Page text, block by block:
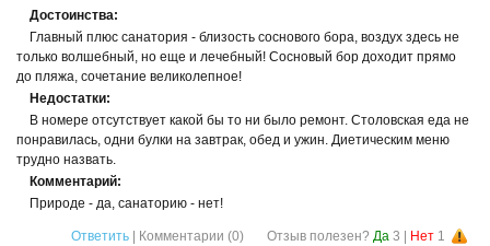
Достоинства:
Главный плюс санатория - близость соснового бора, воздух здесь не
только волшебный, но еще и лечебный! Сосновый бор доходит прямо
до пляжа, сочетание великолепное!
Недостатки:
В номере отсутствует какой бы то ни было ремонт. Столовская еда не
понравилась, одни булки на завтрак, обед и ужин. Диетическим меню
трудно назвать.
Комментарий:
Природе - да, санаторию - нет!
Ответить | Комментарии (0) Отзыв полезен? Да 3 Нет 1